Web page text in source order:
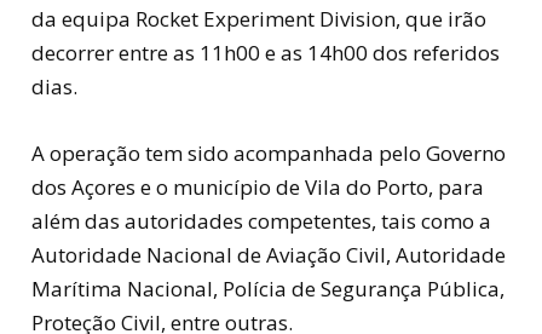
da equipa Rocket Experiment Division, que irão
decorrer entre as 11h00 e as 14h00 dos referidos
dias.
A operação tem sido acompanhada pelo Governo
dos Açores e o município de Vila do Porto, para
além das autoridades competentes, tais como a
Autoridade Nacional de Aviação Civil, Autoridade
Marítima Nacional, Polícia de Segurança Pública,
Proteção Civil, entre outras.